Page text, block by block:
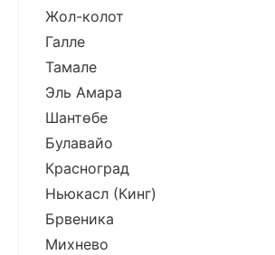
Жол-колот
Галле
Тамале
Эль Амара
Шантөбе
Булавайо
Красноград
Ньюкасл (Кинг)
Брвеника
Михнево